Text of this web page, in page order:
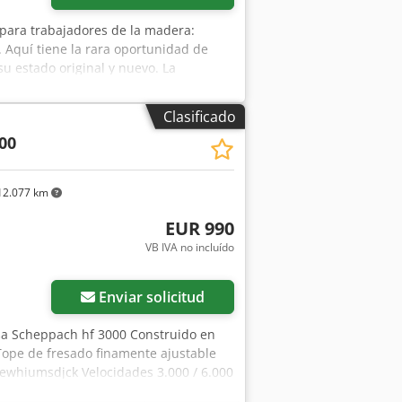
trabajadores de la madera:
Aquí tiene la rara oportunidad de
estado original y nuevo. La
talleres de madera, utilizada
bricolaje como para artesanos.
30 mm (medida estándar para
etapas (3.000 / 6.000 / 8.200 o
del husillo: hasta 100 mm Peso:
Conexión para aspiración:
otros artículos, nuevos y
Clasificado
km
EUR 990
VB IVA no incluído
Enviar solicitud
Scheppach hf 3000 Construido en
de fresado finamente ajustable
Velocidades 3.000 / 6.000
Boquilla de extracción de 100 mm